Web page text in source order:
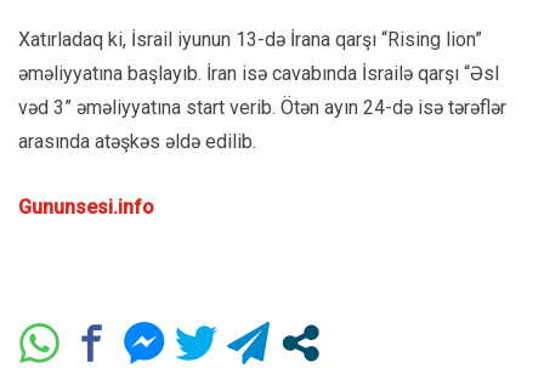
Xatırladaq ki, İsrail iyunun 13-də İrana qarşı “Rising lion”
əməliyyatına başlayıb. İran isə cavabında İsrailə qarşı “Əsl
vəd 3” əməliyyatına start verib. Ötən ayın 24-də isə tərəflər
arasında atəşkəs əldə edilib.
Gununsesi.info